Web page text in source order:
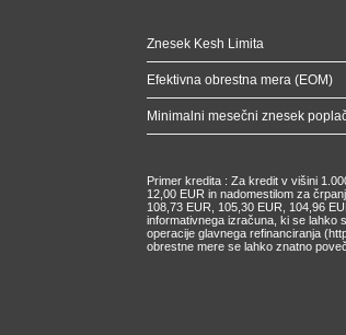
Znesek Kesh Limita
Efektivna obrestna mera (EOM)
Minimalni mesečni znesek
Primer kredita : Za kredit v višini
12,00 EUR in nadomestilom za
108,73 EUR, 105,30 EUR, 104,96
informativnega izračuna, ki se lahko
operacije glavnega refinanciranja
obrestne mere se lahko znatno